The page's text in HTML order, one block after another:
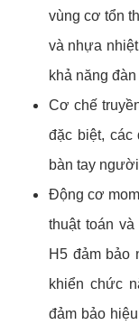
vùng cơ tổn
và nhựa
khả năng
Cơ chế
đặc biệt, các
bàn tay
Động cơ
thuật toán
H5 đảm bảo
khiển chức
đảm bảo